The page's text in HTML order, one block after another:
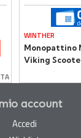
WINTHER
Monopattino
Viking
account
Accedi